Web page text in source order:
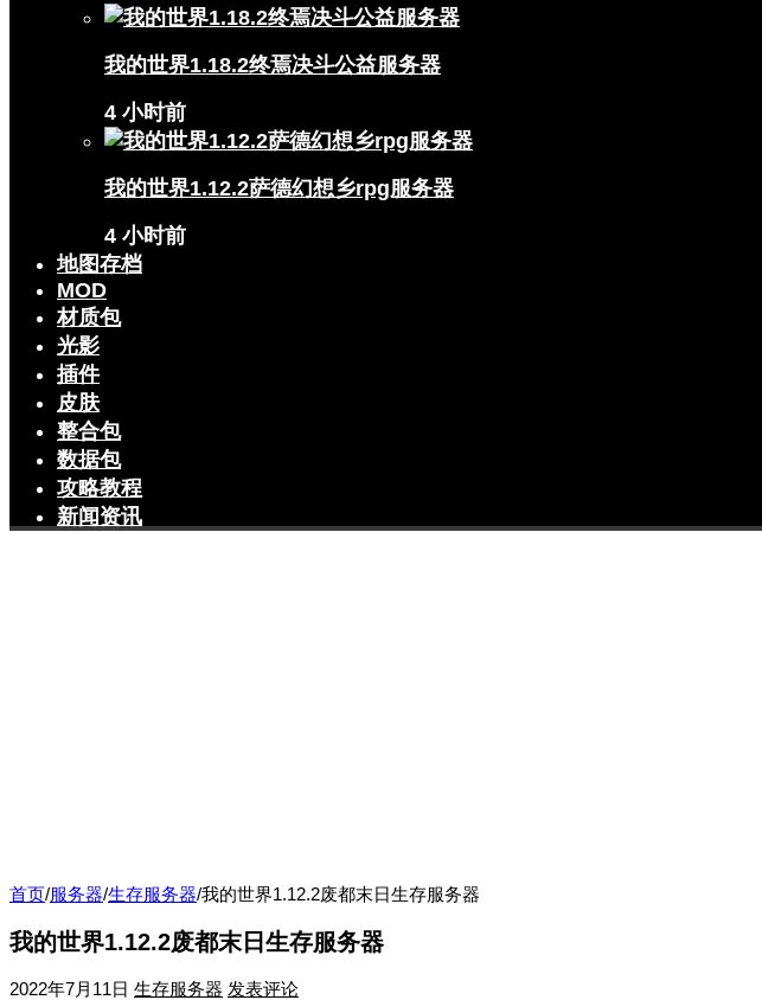
我的世界1.18.2终焉决斗公益服务器
4 小时前
我的世界1.12.2萨德幻想乡rpg服务器
4 小时前
地图存档
MOD
材质包
光影
插件
皮肤
整合包
数据包
攻略教程
新闻资讯
首页/服务器/生存服务器/我的世界1.12.2废都末日生存服务器
我的世界1.12.2废都末日生存服务器
2022年7月11日 生存服务器 发表评论